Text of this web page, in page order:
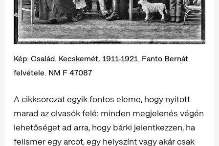
Kép: Család. Kecskemét, 1911-1921. Fanto Bernát
felvétele. NM F 47087
A cikksorozat egyik fontos eleme, hogy nyitott
marad az olvasók felé: minden megjelenés végén
lehetőséget ad arra, hogy bárki jelentkezzen, ha
felismer egy arcot, egy helyszínt vagy akár csak